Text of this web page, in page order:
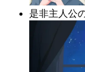
是非主人公